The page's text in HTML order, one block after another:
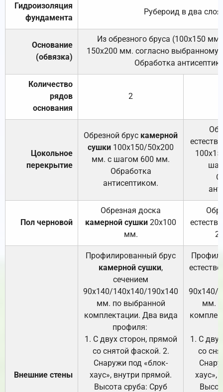
Гидроизоляция
фундамента
Рубероид в два слоя.
Основание
(обвязка)
Из обрезного бруса (100х150
150х200 мм. согласно выбранному
Обработка
Количество
рядов
основания
2
Цокольное
перекрытие
Обрезной брус камерной
сушки 100х150/50х200
мм. с шагом 600 мм.
Обработка
антисептиком.
Пол черновой
Обрезная доска
камерной сушки 20х100
мм.
Внешние стены
Профилированный брус
камерной сушки,
сечением
90х140/140х140/190х140
мм. по выбранной
комплектации. Два вида
профиля:
1. С двух сторон, прямой
со снятой фаской. 2.
Снаружи под «блок-
хаус», внутри прямой.
Высота сруба: Сруб
90х140/
мм.
1. С
со
хаус»,